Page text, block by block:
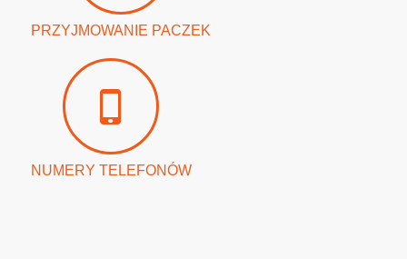
PRZYJMOWANIE PACZEK
NUMERY TELEFONÓW